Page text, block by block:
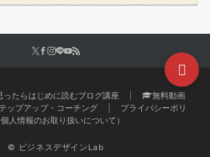
ったらはじめに読むブログ講座
無料動画
ップアップ・コーチング
プライバシーポリ
人情報のお取り扱いについて）
© ビジネスデザインLab